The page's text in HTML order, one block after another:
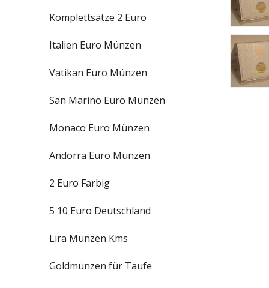
Komplettsätze 2 Euro
Italien Euro Münzen
Vatikan Euro Münzen
San Marino Euro Münzen
Monaco Euro Münzen
Andorra Euro Münzen
2 Euro Farbig
5 10 Euro Deutschland
Lira Münzen Kms
Goldmünzen für Taufe